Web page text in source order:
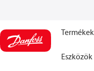
Termékek
Eszközök